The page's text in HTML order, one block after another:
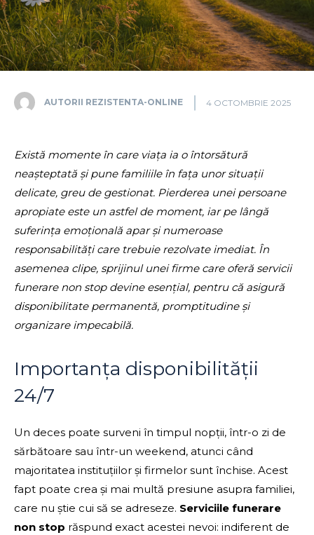
AUTORII REZISTENTA-ONLINE 4 OCTOMBRIE 2025
Există momente în care viața ia o întorsătură
neașteptată și pune familiile în fața unor situații
delicate, greu de gestionat. Pierderea unei persoane
apropiate este un astfel de moment, iar pe lângă
suferința emoțională apar și numeroase
responsabilități care trebuie rezolvate imediat. În
asemenea clipe, sprijinul unei firme care oferă servicii
funerare non stop devine esențial, pentru că asigură
disponibilitate permanentă, promptitudine și
organizare impecabilă.
Importanța disponibilității
24/7
Un deces poate surveni în timpul nopții, într-o zi de
sărbătoare sau într-un weekend, atunci când
majoritatea instituțiilor și firmelor sunt închise. Acest
fapt poate crea și mai multă presiune asupra familiei,
care nu știe cui să se adreseze. Serviciile funerare
non stop răspund exact acestei nevoi: indiferent de